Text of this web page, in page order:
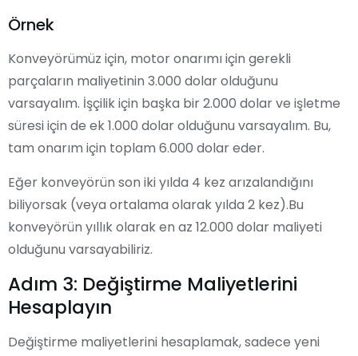
Örnek
Konveyörümüz için, motor onarımı için gerekli
parçaların maliyetinin 3.000 dolar olduğunu
varsayalım. İşçilik için başka bir 2.000 dolar ve işletme
süresi için de ek 1.000 dolar olduğunu varsayalım. Bu,
tam onarım için toplam 6.000 dolar eder.
Eğer konveyörün son iki yılda 4 kez arızalandığını
biliyorsak (veya ortalama olarak yılda 2 kez).Bu
konveyörün yıllık olarak en az 12.000 dolar maliyeti
olduğunu varsayabiliriz.
Adım 3: Değiştirme Maliyetlerini
Hesaplayın
Değiştirme maliyetlerini hesaplamak, sadece yeni